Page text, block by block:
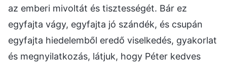
az emberi mivoltát és tisztességét. Bár ez
egyfajta vágy, egyfajta jó szándék, és csupán
egyfajta hiedelemből eredő viselkedés, gyakorlat
és megnyilatkozás, látjuk, hogy Péter kedves